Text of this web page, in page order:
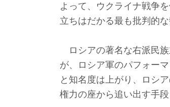
よって、ウクライナ戦争
立ちはだかる最も批判的
ロシアの著名な右派民族
が、ロシア軍のパフォー
と知名度は上がり、ロシ
権力の座から追い出す手